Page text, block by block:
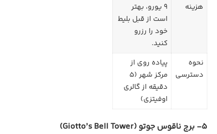
هزینه
9 یورو، بهتر
است از قبل بلیط
خود را رزرو
کنید.
نحوه
دسترسی
پیاده‌ روی از
مرکز شهر (5
دقیقه از گالری
اوفیتزی)
5- برج ناقوس جوتو (Giotto’s Bell Tower)